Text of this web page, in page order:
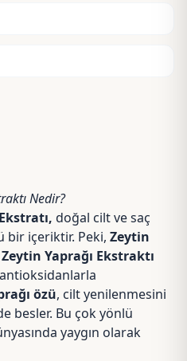
Nedir?
doğal cilt ve saç
bir içeriktir. Peki, Zeytin
Zeytin Yaprağı Ekstraktı
özü, cilt yenilenmesini
besler. Bu çok yönlü
yaygın olarak